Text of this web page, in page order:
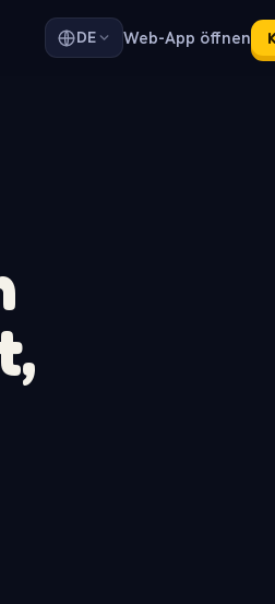
DE Web-App öffnen